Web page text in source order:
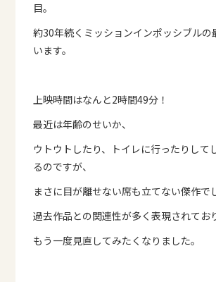
目。
約30年続くミッションインポッシブルの
います。
上映時間はなんと2時間49分！
最近は年齢のせいか、
ウトウトしたり、トイレに行ったりして
るのですが、
まさに目が離せない席も立てない傑作で
過去作品との関連性が多く表現されており
もう一度見直してみたくなりました。